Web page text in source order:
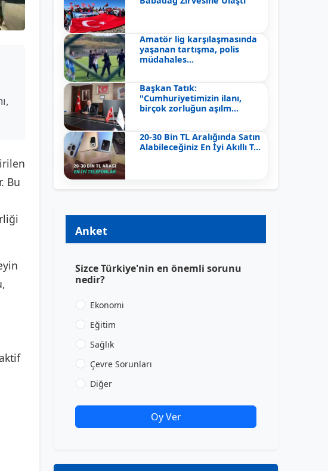
Bu
Amatör lig karşılaşmasında
yaşanan tartışma, polis
müdahales...
Başkan Tatık:
"Cumhuriyetimizin ilanı,
birçok zorluğun aşılm...
20-30 Bin TL Aralığında Satın
Alabileceğiniz En İyi Akıllı T...
Anket
Sizce Türkiye'nin en önemli sorunu
nedir?
Ekonomi
Eğitim
Sağlık
Çevre Sorunları
Diğer
Oy Ver